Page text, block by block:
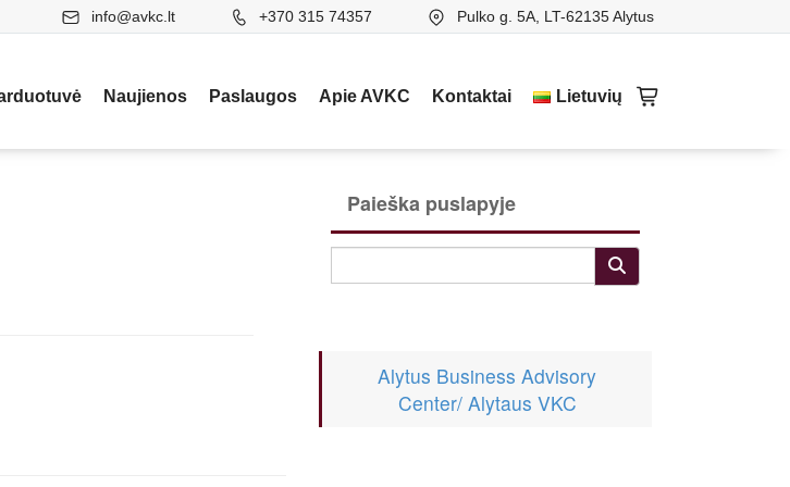
info@avkc.lt +370 315 74357 Pulko g. 5A, LT-62135 Alytus
Naujienos Paslaugos Apie AVKC Kontaktai Lietuvių
Paieška puslapyje
Alytus Business Advisory
Center/ Alytaus VKC